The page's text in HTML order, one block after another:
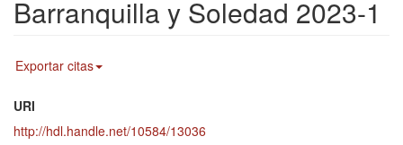
Barranquilla y Soledad 2023-1
Exportar citas
URI
http://hdl.handle.net/10584/13036